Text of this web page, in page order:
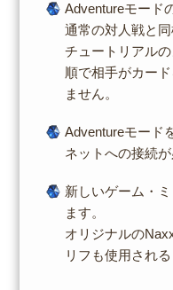
Adventureモード
通常の対人戦と同
チュートリアル
順で相手がカー
ません。
Adventureモード
ネットへの接続が
新しいゲーム・
ます。
オリジナルの
リフも使用される